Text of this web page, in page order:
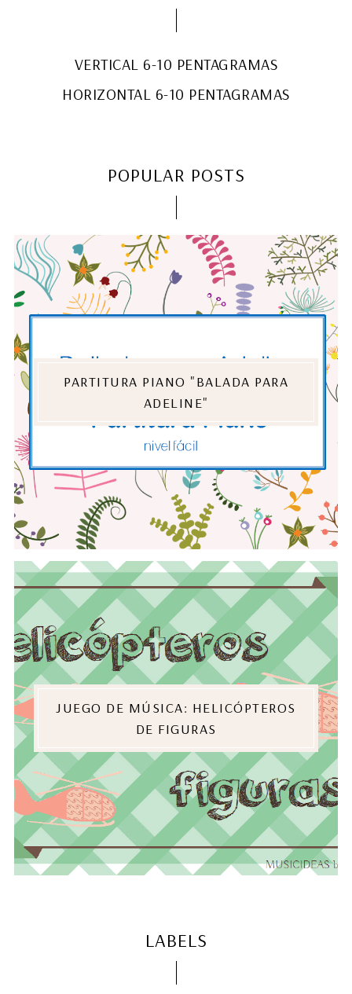
VERTICAL 6-10 PENTAGRAMAS
HORIZONTAL 6-10 PENTAGRAMAS
POPULAR POSTS
PARTITURA PIANO "BALADA PARA
ADELINE"
JUEGO DE MÚSICA: HELICÓPTEROS
DE FIGURAS
LABELS